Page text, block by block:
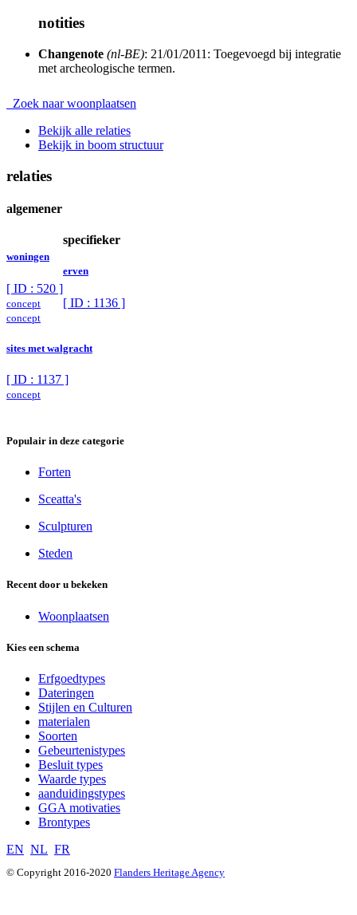
notities
Changenote (nl-BE): 21/01/2011: Toegevoegd bij integratie
met archeologische termen.
Zoek naar woonplaatsen
Bekijk alle relaties
Bekijk in boom structuur
relaties
algemener
woningen
[ ID : 520 ]
concept
specifieker
erven
[ ID : 1136 ]
concept
sites met walgracht
[ ID : 1137 ]
concept
Populair in deze categorie
Forten
Sceatta's
Sculpturen
Steden
Recent door u bekeken
Woonplaatsen
Kies een schema
Erfgoedtypes
Dateringen
Stijlen en Culturen
materialen
Soorten
Gebeurtenistypes
Besluit types
Waarde types
aanduidingstypes
GGA motivaties
Brontypes
EN NL FR
© Copyright 2016-2020 Flanders Heritage Agency